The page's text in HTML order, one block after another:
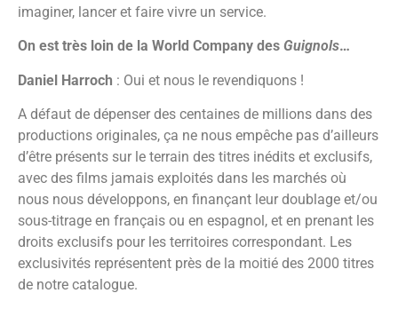
imaginer, lancer et faire vivre un service.
On est très loin de la World Company des Guignols…
Daniel Harroch : Oui et nous le revendiquons !
A défaut de dépenser des centaines de millions dans des
productions originales, ça ne nous empêche pas d’ailleurs
d’être présents sur le terrain des titres inédits et exclusifs,
avec des films jamais exploités dans les marchés où
nous nous développons, en finançant leur doublage et/ou
sous-titrage en français ou en espagnol, et en prenant les
droits exclusifs pour les territoires correspondant. Les
exclusivités représentent près de la moitié des 2000 titres
de notre catalogue.